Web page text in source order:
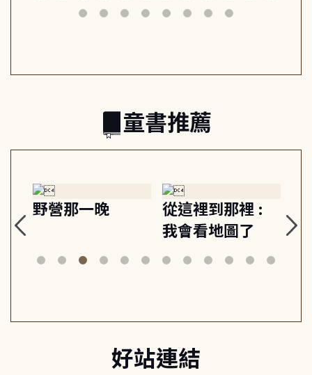
筆下的現代馬雅
節奏 22個行動練
童書推薦
野營那一晚
從這裡到那裡 :
我會看地圖了
美
好站連結